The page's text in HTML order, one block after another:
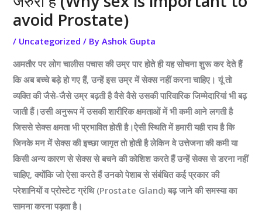
avoid Prostate)
/ Uncategorized / ByAshok Gupta
आमतौर पर लोग चालीस पचास की उम्र पार होते ही यह सोचना शुरू कर देते हैं
कि अब बच्चे बड़े हो गए हैं, उन्हें इस उम्र में सेक्स नहीं करना चाहिए। यूं तो
व्यक्ति की जैसे-जैसे उम्र बढ़ती है वैसे वैसे उसकी पारिवारिक जिम्मेदारियां भी बढ़
जाती हैं।उसी अनुरूप में उसकी शारीरिक क्षमताओं में भी कमी आने लगती है
जिससे सेक्स क्षमता भी प्रभावित होती है।ऐसी स्थिति में हमारी यही राय है कि
जिनके मन में सेक्स की इच्छा जागृत तो होती है लेकिन वे उत्तेजना की कमी या
किसी अन्य कारण से सेक्स से बचने की कोशिश करते हैं उन्हें सेक्स से डरना नहीं
चाहिए, क्योंकि जो ऐसा करते हैं उनको पेशाब से संबंधित कई प्रकार की
परेशानियों व प्रोस्टेट ग्रंथि (Prostate Gland) बढ़ जाने की समस्या का
सामना करना पड़ता है।